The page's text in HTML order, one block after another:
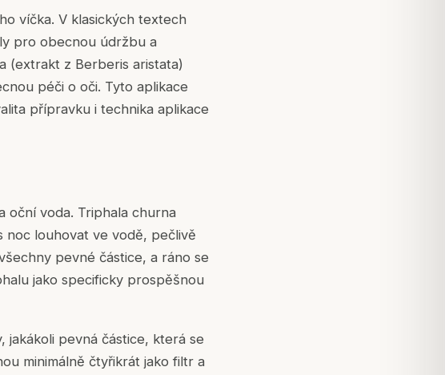
víčka. V klasických textech
pro obecnou údržbu a
(extrakt z Berberis aristata)
péči o oči. Tyto aplikace
přípravku i technika aplikace
oční voda. Triphala churna
noc louhovat ve vodě, pečlivě
pevné částice, a ráno se
jako specificky prospěšnou
jakákoli pevná částice, která se
minimálně čtyřikrát jako filtr a